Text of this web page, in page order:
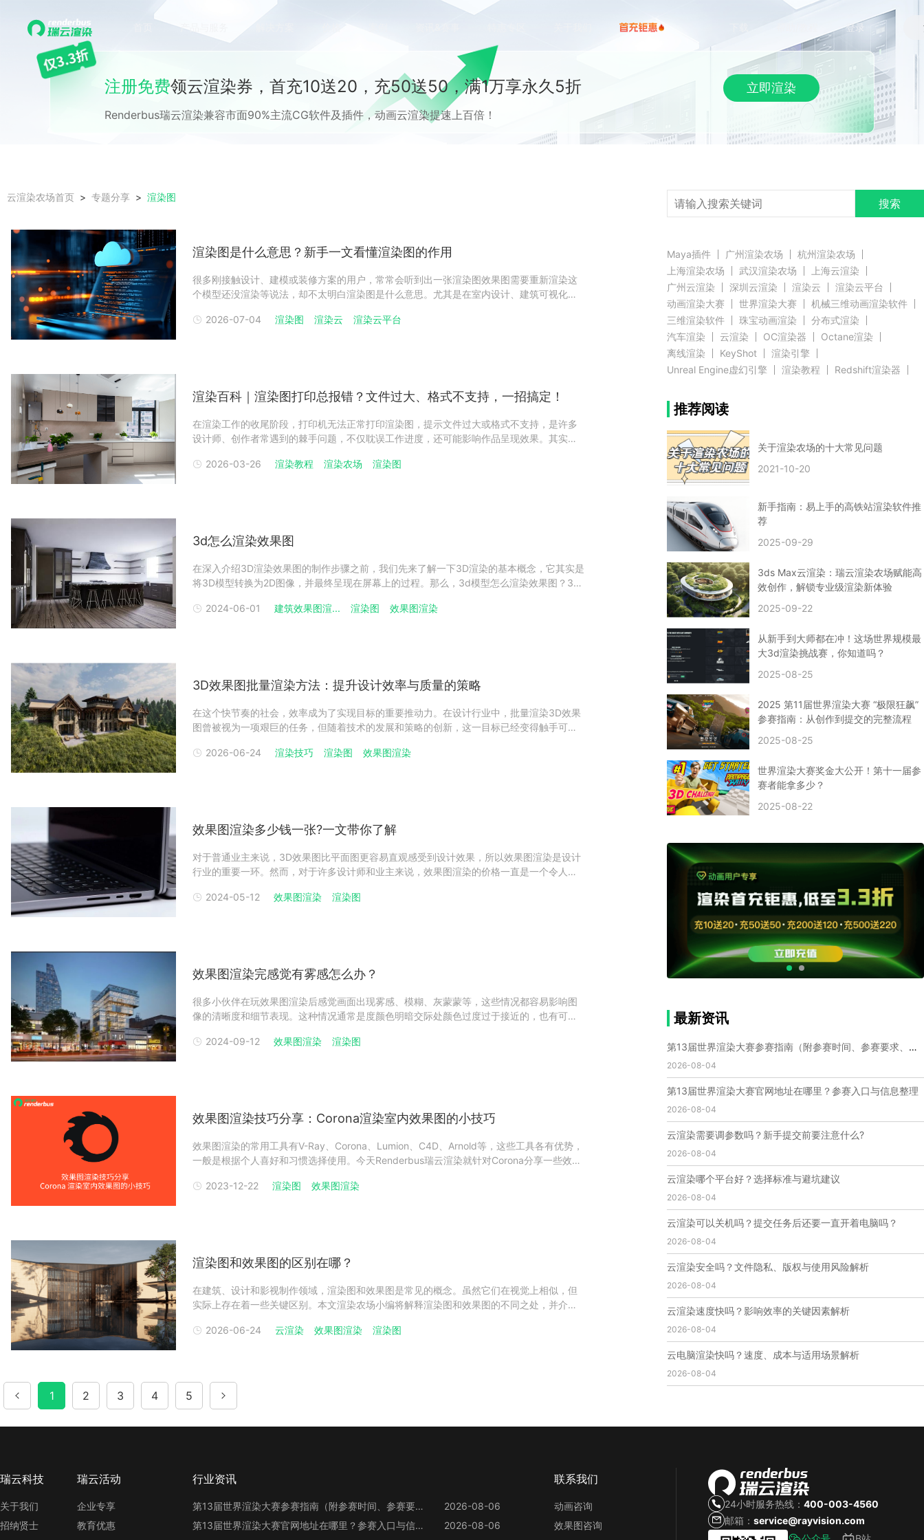
产品与服务 登录
注册免费领云渲染券，首充10送20，充50送50，满1万享永久5折
Renderbus瑞云渲染兼容市面90%主流CG软件及插件，动画云渲染提速上百倍！
立即渲染
云渲染农场首页 专题分享 渲染图
渲染图是什么意思？新手一文看懂渲染图的作用
很多刚接触设计、建模或装修方案的用户，常常会听到出一张渲染图效果图需要重新渲染这
个模型还没渲染等说法，却不太明白渲染图是什么意思。尤其是在室内设计、建筑可视化、
模型、材质、灯光和相机效果经过计算后生成的最终画面。云渲染农场小编下文来一一介
2026-07-04 渲染图 渲染云 渲染云平台
渲染百科｜渲染图打印总报错？文件过大、格式不支持，一招搞定！
在渲染工作的收尾阶段，打印机无法正常打印渲染图，提示文件过大或格式不支持，是许多
设计师、创作者常遇到的棘手问题，不仅耽误工作进度，还可能影响作品呈现效果。其实这
云渲染农场为你提供以下几种解决方案。方法一：渲染设置控输出，从源头减小文件体积解
2026-03-26 渲染教程 渲染农场 渲染图
3d怎么渲染效果图
在深入介绍3D渲染效果图的制作步骤之前，我们先来了解一下3D渲染的基本概念，它其实是
将3D模型转换为2D图像，并最终呈现在屏幕上的过程。那么，3d模型怎么渲染效果图？3D
3D建模建模是渲染的第一步，是将对象或场景的形状、大小、结构以及其他细节转换为3D模
2024-06-01 建筑效果图渲... 渲染图 效果图渲染
3D效果图批量渲染方法：提升设计效率与质量的策略
在这个快节奏的社会，效率成为了实现目标的重要推动力。在设计行业中，批量渲染3D效果
图曾被视为一项艰巨的任务，但随着技术的发展和策略的创新，这一目标已经变得触手可
利用软件的批量出图功能许多先进的3D软件都内置了批量出图功能，这一功能极大地提升了
2026-06-24 渲染技巧 渲染图 效果图渲染
效果图渲染多少钱一张?一文带你了解
对于普通业主来说，3D效果图比平面图更容易直观感受到设计效果，所以效果图渲染是设计
行业的重要一环。然而，对于许多设计师和业主来说，效果图渲染的价格一直是一个令人困
果图渲染的价格并不是一成不变的，价格低至五十元，高至三千元不等，它受到多种因素的
2024-05-12 效果图渲染 渲染图
效果图渲染完感觉有雾感怎么办？
很多小伙伴在玩效果图渲染后感觉画面出现雾感、模糊、灰蒙蒙等，这些情况都容易影响图
像的清晰度和细节表现。这种情况通常是度颜色明暗交际处颜色过度过于接近的，也有可能
一、效果图渲染完感觉有雾感解决方法1、环境雾设置：检查渲染器的环境雾设置是否开启。
2024-09-12 效果图渲染 渲染图
效果图渲染技巧分享：Corona渲染室内效果图的小技巧
效果图渲染的常用工具有V-Ray、Corona、Lumion、C4D、Arnold等，这些工具各有优势，
一般是根据个人喜好和习惯选择使用。今天Renderbus瑞云渲染就针对Corona分享一些效果
构建室内渲染图时，正确设置相机是十分关键的一步。你要构建一个
2023-12-22 渲染图 效果图渲染
渲染图和效果图的区别在哪？
在建筑、设计和影视制作领域，渲染图和效果图是常见的概念。虽然它们在视觉上相似，但
实际上存在着一些关键区别。本文渲染农场小编将解释渲染图和效果图的不同之处，并介绍
软件进行创作和编辑的静态图像，通过计算机图形技术将建筑、室内、景观等设计方案呈现
2026-06-24 云渲染 效果图渲染 渲染图
1 2 3 4 5
搜索
Maya插件 广州渲染农场
杭州渲染农场
上海渲染农场
武汉渲染农场
上海云渲染
广州云渲染
深圳云渲染 渲染云
渲染云平台
动画渲染大赛
世界渲染大赛
机械三维动画渲染软件
三维渲染软件
珠宝动画渲染
分布式渲染
汽车渲染
云渲染 OC渲染器
Octane渲染
离线渲染
KeyShot
渲染引擎
Unreal Engine虚幻引擎
渲染教程
Redshift渲染器
推荐阅读
3D模型教程
云渲染农场使用教程
渲染图黑色
云渲染农场价格
建筑效果图渲染
渲染速度慢
贴图教程
CG角色制作心得
动画渲染 在线渲染
渲染技巧
雕刻3D模型
Blender云端渲染
maya渲染 CG动画
动画制作
Blender
CG渲染 渲染农场
3dmax云端渲染
渲染图
CG原画
clarisse教程
拟真人物制作 实时渲染
视觉效果
视觉特效
特效 VRay制作案例
VFX案例
手动渲染农场
云渲染小课堂
CPU渲染
Arnold案例
vr渲染器
效果图渲染 免费云渲染
Autodesk
2D转3D
SU渲染 圣诞短片
风暴幽灵船
云渲染大咖专访
CG电影云渲染案例
Houdini建模案例
CG人物制作
Maya基础知识
Blender渲染技巧
3ds Max资讯
3ds Max教程
CG软件资讯
3d云渲染
3dmax渲染
Substance Painter
vray网络渲染
SAAS渲染农场
Lumion
ZBrush技巧
SketchUp教程
3dmax 渲染慢
渲染卡顿
云渲染怎么收费
纹理渲染
全局光引擎
渲染溢色
EEVEE渲染器
Cycles渲染器
C4D教程
Corona降噪器
奥斯卡
人物建模渲染
在线建模渲染
北京渲染农场
成都动画渲染
免费渲染农场
网络渲染农场
个人渲染农场
小型渲染农场
自建渲染农场
视频渲染农场
渲染农场软件
cpu渲染农场
渲染农场费用
渲染农场下载
模型软件
建模渲染软件
三维建模渲染
3d建模渲染
云渲染农场
C4D渲染农场
渲染农场收费
云渲染农场价格
瑞云渲染农场价格
动画渲染农场
第十一届世界渲染大赛
世界渲染大赛时间
世界渲染大赛官网
国际渲染大赛
国际渲染大赛排名
世界渲染大赛软件
瑞云官网
瑞云科技 端云
瑞云渲染官网
网络渲染软件
云渲染服务
云渲染怎么收费
云渲染怎么用
云渲染技术
云渲染原理 云渲染插件
云渲染软件
云渲染引擎
云渲染主机
云渲染软件厂家
免费云渲染
云渲染网站
云渲染收费 云渲染厂家
云渲染厂商
瑞云渲染大赛
3d渲染大赛
CG动画渲染大赛
瑞云渲染大赛报名页
瑞云渲染大赛奖项
瑞云渲染大赛历届大赛回顾
云渲染电脑
云渲染配置 云主机渲染
视频云渲染
实时渲染云
推荐阅读
关于渲染农场的十大常见问题
2021-10-20
新手指南：易上手的高铁站渲染软件推
荐
2025-09-29
3ds Max云渲染：瑞云渲染农场赋能高
效创作，解锁专业级渲染新体验
2025-09-22
从新手到大师都在冲！这场世界规模最
大3d渲染挑战赛，你知道吗？
2025-08-25
2025 第11届世界渲染大赛 “极限狂飙”
参赛指南：从创作到提交的完整流程
2025-08-25
世界渲染大赛奖金大公开！第十一届参
赛者能拿多少？
2025-08-22
最新资讯
第13届世界渲染大赛参赛指南（附参赛时间、参赛要求、赛事奖励等）
2026-08-04
第13届世界渲染大赛官网地址在哪里？参赛入口与信息整理
2026-08-04
云渲染需要调参数吗？新手提交前要注意什么?
2026-08-04
云渲染哪个平台好？选择标准与避坑建议
2026-08-04
云渲染可以关机吗？提交任务后还要一直开着电脑吗？
2026-08-04
云渲染安全吗？文件隐私、版权与使用风险解析
2026-08-04
云渲染速度快吗？影响效率的关键因素解析
2026-08-04
云电脑渲染快吗？速度、成本与适用场景解析
2026-08-04
瑞云科技
关于我们
招纳贤士
瑞云活动
企业专享
教育优惠
行业资讯
第13届世界渲染大赛参赛指南（附参赛时间、参赛要求、赛事奖励等）
2026-08-06
第13届世界渲染大赛官网地址在哪里？参赛入口与信息整理
2026-08-06
联系我们
动画咨询
效果图咨询
24小时服务热线：400-003-4560
邮箱：service@rayvision.com